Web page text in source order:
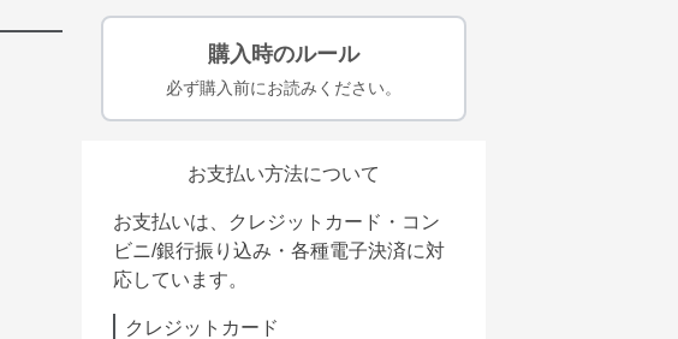
購入時のルール
必ず購入前にお読みください。
お支払い方法について
お支払いは、クレジットカード・コン
ビニ/銀行振り込み・各種電子決済に対
応しています。
クレジットカード